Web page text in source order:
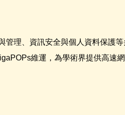
理、資訊安全與個人資料保護
維運，為學術界提供高速網